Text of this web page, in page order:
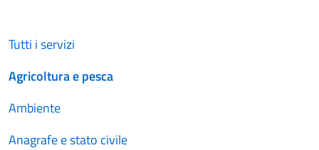
Tutti i servizi
Agricoltura e pesca
Ambiente
Anagrafe e stato civile